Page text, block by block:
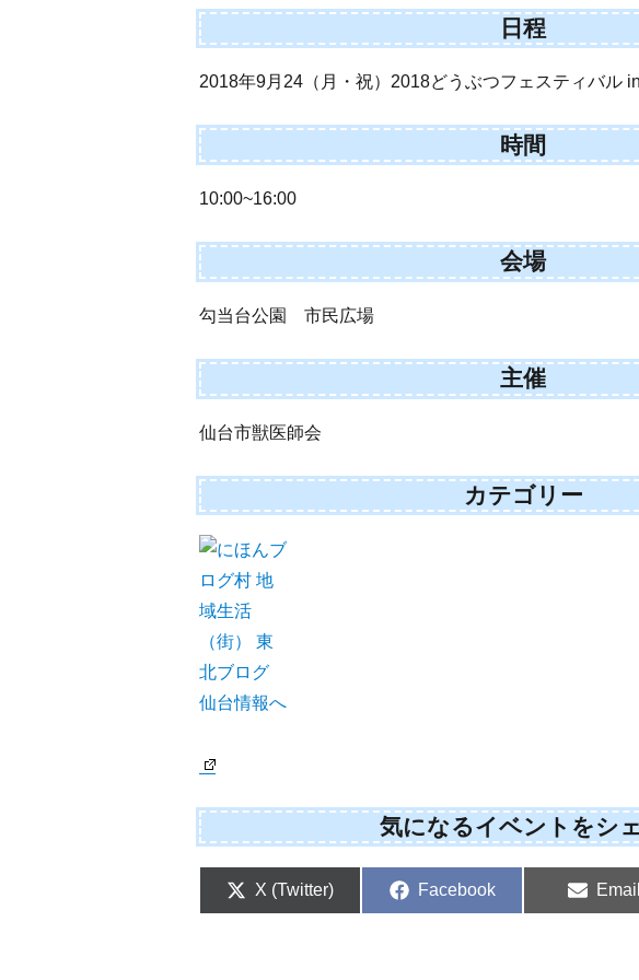
日程
2018年9月24（月・祝）2018どうぶつフェスティバル
時間
10:00~16:00
会場
勾当台公園 市民広場
主催
仙台市獣医師会
カテゴリー
気になるイベントをシ
Share
X (Twitter)
Share
Facebook
Share
Email